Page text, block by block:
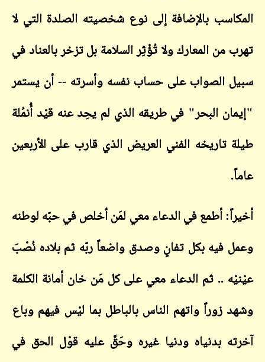
المكاسب بالإضافة إلى نوع شخصيته الصلدة التي لا
تهرب من المعارك ولا تُؤْثِر السلامة بل تزخر بالعناد في
سبيل الصواب على حساب نفسه وأسرته -- أن يستمر
"إيمان البحر" في طريقه الذي لم يحِد عنه قيْد أُنمُلة
طيلة تاريخه الفني العريض الذي قارب على الأربعين
عاماً.
أخيراً: أطمع في الدعاء معي لمَن أخلص في حبّه لوطنه
وعمل فيه بكل تفانٍ وصدق واضعاً ربّه ثم بلاده نُصْبَ
عيْنيْه .. ثم الدعاء معي على كل مَن خان أمانة الكلمة
وشهد زوراً واتهم الناس بالباطل بما ليْس فيهم وباع
آخرته بدنياه ودنيا غيره وحَقَّ عليه قوْل الحق في